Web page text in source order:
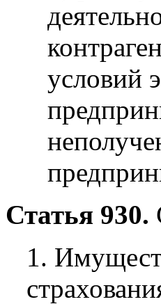
условий
Статья 930.
1.